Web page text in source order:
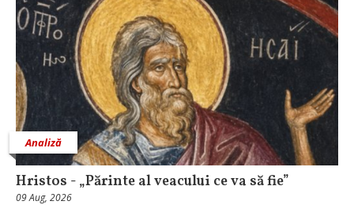
Analiză
Hristos - „Părinte al veacului ce va să fie”
09 Aug, 2026